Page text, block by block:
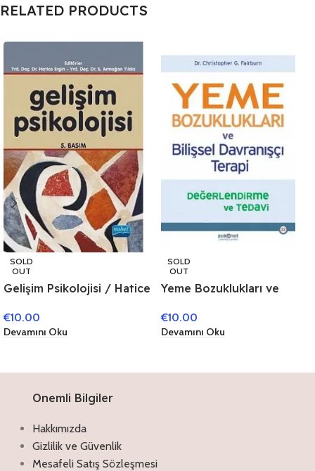
RELATED PRODUCTS
SOLD
OUT
Gelişim Psikolojisi / Hatice
€10.00
Devamını Oku
SOLD
OUT
Yeme Bozuklukları ve
Değerlendirme ve Tedavi
€10.00
Devamını Oku
Onemli Bilgiler
Hakkımızda
Gizlilik ve Güvenlik
Mesafeli Satış Sözleşmesi